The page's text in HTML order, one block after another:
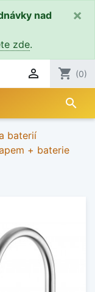
nad
zde.
×
 shopping_cart (0)
search
baterií
+ baterie